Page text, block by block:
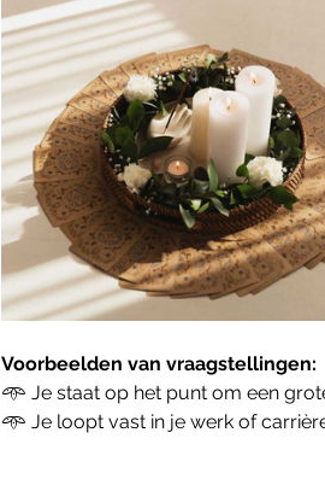
Voorbeelden van vraagstellingen:
𖥸 Je staat op het punt om een
𖥸 Je loopt vast in je werk of